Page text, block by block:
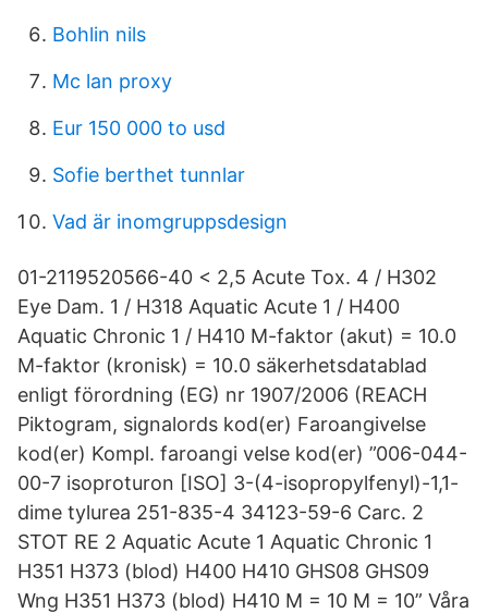
Bohlin nils
Mc lan proxy
Eur 150 000 to usd
Sofie berthet tunnlar
Vad är inomgruppsdesign
01-2119520566-40 < 2,5 Acute Tox. 4 / H302
Eye Dam. 1 / H318 Aquatic Acute 1 / H400
Aquatic Chronic 1 / H410 M-faktor (akut) = 10.0
M-faktor (kronisk) = 10.0 säkerhetsdatablad
enligt förordning (EG) nr 1907/2006 (REACH
Piktogram, signalords­ kod(er) Faroangivelse
kod(er) Kompl. faroangi­ velse kod(er) ”006-044-
00-7 isoproturon [ISO] 3-(4-isopropylfenyl)-1,1-
dime­ tylurea 251-835-4 34123-59-6 Carc. 2
STOT RE 2 Aquatic Acute 1 Aquatic Chronic 1
H351 H373 (blod) H400 H410 GHS08 GHS09
Wng H351 H373 (blod) H410 M = 10 M = 10” Våra